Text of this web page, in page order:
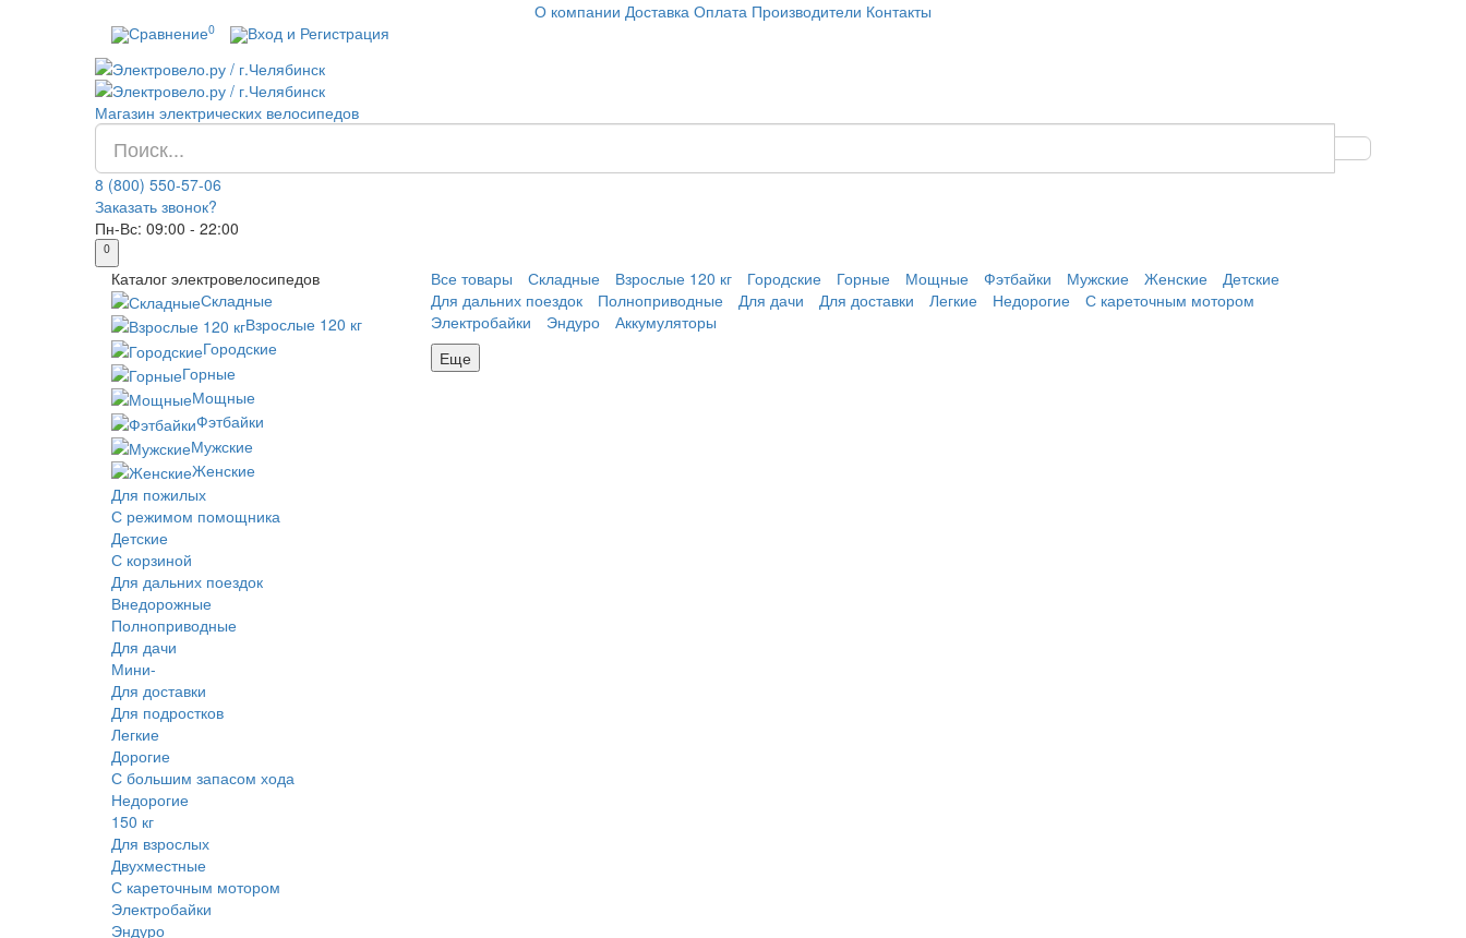
О компании Доставка Оплата Производители Контакты
Сравнение0 Вход и Регистрация
Магазин электрических велосипедов
8 (800) 550-57-06
Заказать звонок?
Пн-Вс: 09:00 - 22:00
0
Каталог электровелосипедов
Складные
Взрослые 120 кг
Городские
Горные
Мощные
Фэтбайки
Мужские
Женские
Для пожилых
С режимом помощника
Детские
С корзиной
Для дальних поездок
Внедорожные
Полноприводные
Для дачи
Мини-
Для доставки
Для подростков
Легкие
Дорогие
С большим запасом хода
Недорогие
150 кг
Для взрослых
Двухместные
С кареточным мотором
Электробайки
Эндуро
Все товары Складные Взрослые 120 кг Городские Горные Мощные Фэтбайки Мужские Женские
Детские
Для дальних поездок
Полноприводные Для дачи Для доставки Легкие Недорогие
С кареточным мотором
Электробайки
Эндуро
Аккумуляторы
Еще